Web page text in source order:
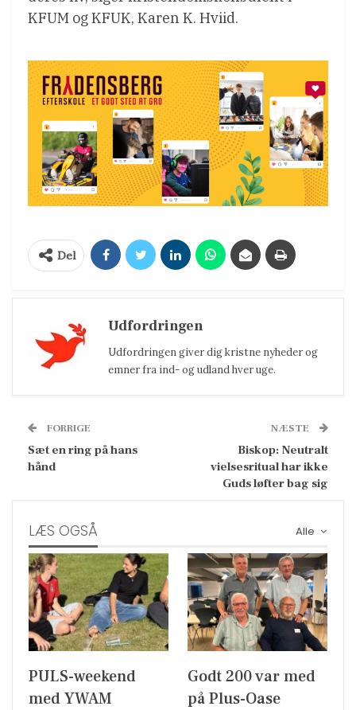
KFUM og KFUK, Karen K. Hviid.
Del
Udfordringen
Udfordringen giver dig kristne nyheder og
emner fra ind- og udland hver uge.
FORRIGE
Sæt en ring på hans
hånd
NÆSTE
Biskop: Neutralt
vielsesritual har ikke
Guds løfter bag sig
Alle
LÆS OGSÅ
PULS-weekend
med YWAM
Godt 200 var med
på Plus-Oase